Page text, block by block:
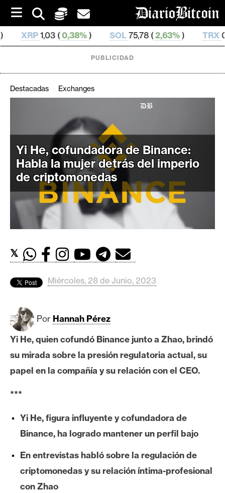
i
p
t
o
SOL75,78 (2,63%) TRX0,329 423 ( 0,55%
i
p
t
o
M
e
r
c
d
o
s
B
i
t
c
i
E
t
e
r
e
PUBLICIDAD
Destacadas Exchanges
Yi He, cofundadora de Binance:
Habla la mujer detrás del imperio
de criptomonedas
𝕏
Miércoles, 28 de Junio, 2023
Por Hannah Pérez
Yi He, quien cofundó Binance junto a Zhao, brindó
su mirada sobre la presión regulatoria actual, su
papel en la compañía y su relación con el CEO.
***
Yi He, figura influyente y cofundadora de
Binance, ha logrado mantener un perfil bajo
En entrevistas habló sobre la regulación de
criptomonedas y su relación íntima-profesional
con Zhao